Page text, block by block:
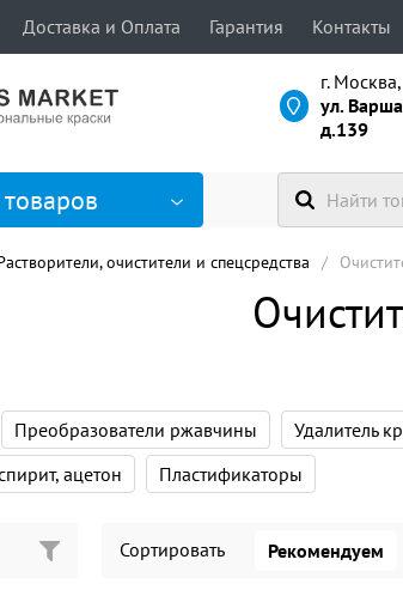
Доставка и Оплата Гарантия Контакты
г. Москва,
ул.
д.139
очистители и спецсредства
Преобразователи ржавчины Удалитель
ацетон
Пластификаторы
Сортировать Рекомендуем